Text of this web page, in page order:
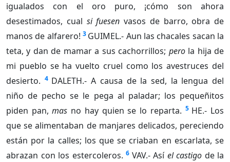
igualados con el oro puro, ¡cómo son ahora
desestimados, cual si fuesen vasos de barro, obra de
manos de alfarero! 3 GUIMEL.- Aun las chacales sacan la
teta, y dan de mamar a sus cachorrillos; perola hija de
mi pueblo se ha vuelto cruel como los avestruces del
desierto. 4 DALETH.- A causa de la sed, la lengua del
niño de pecho se le pega al paladar; los pequeñitos
piden pan,mas no hay quien se lo reparta. 5 HE.- Los
que se alimentaban de manjares delicados, pereciendo
están por la calles; los que se criaban en escarlata, se
abrazan con los estercoleros. 6 VAV.- Así el castigo de la